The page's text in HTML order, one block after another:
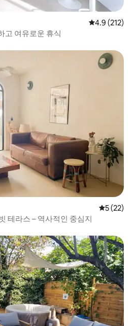
평점 4.9점(5
4.9 (212)
고 여유로운 휴식
평점 5점
5 (22)
테라스 – 역사적인 중심지